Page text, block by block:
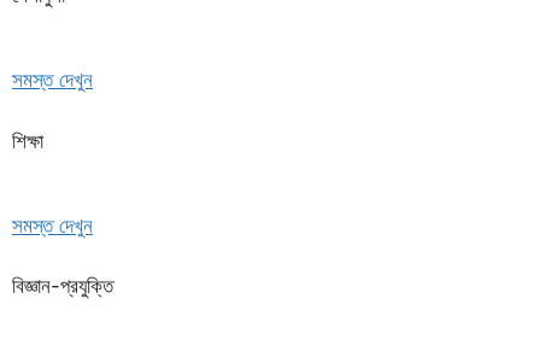
সমস্ত দেখুন
শিক্ষা
সমস্ত দেখুন
বিজ্ঞান-প্রযুক্তি